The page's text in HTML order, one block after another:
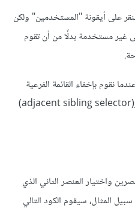
على أيقونة "المستخدمين" ولكن
غير مستخدمة بدلًا من أن تقوم
نقوم بإخفاء القائمة الفرعية
فإننا سوف نستخدم المحدد المجاور(adjacent sibling selector)
واختيار العنصر الثاني الذي
المثال، سيقوم الكود التالي